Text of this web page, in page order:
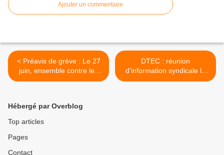
Ajouter un commentaire
< Préavis de grève : Le 27
juin, ensemble contre les
discriminations LGBT+
DTEC : réunion
d'information syndicale le
22 juin à 15h >
Hébergé par Overblog
Top articles
Pages
Contact